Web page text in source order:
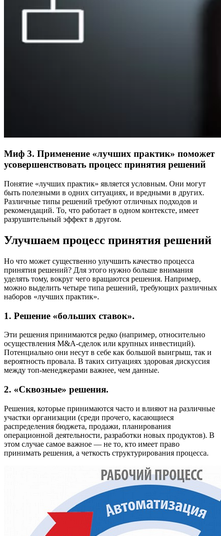
Миф 3. Применение «лучших практик» поможет
усовершенствовать процесс принятия решений
Понятие «лучших практик» является условным. Они могут
быть полезными в одних ситуациях, и вредными в других.
Различные типы решений требуют отличных подходов и
рекомендаций. То, что работает в одном контексте, имеет
разрушительный эффект в другом.
Улучшаем процесс принятия решений
Но что может существенно улучшить качество процесса
принятия решений? Для этого нужно больше внимания
уделять тому, вокруг чего вращаются решения. Например,
можно выделить четыре типа решений, требующих различных
наборов «лучших практик».
1. Решение «больших ставок».
Эти решения принимаются редко (например, относительно
осуществления M&A-сделок или крупных инвестиций).
Потенциально они несут в себе как большой выигрыш, так и
вероятность провала. В таких ситуациях здоровая дискуссия
между топ-менеджерами важнее, чем данные.
2. «Сквозные» решения.
Решения, которые принимаются часто и влияют на различные
участки организации (среди прочего, касающиеся
распределения бюджета, продажи, планирования
операционной деятельности, разработки новых продуктов). В
этом случае самое важное — не то, кто имеет право
принимать решения, а четкость структурирования процесса.